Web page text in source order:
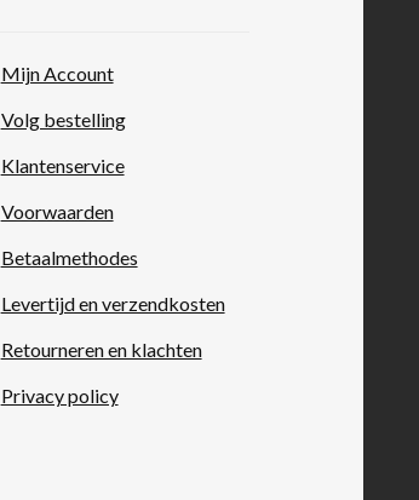
Mijn Account
Volg bestelling
Klantenservice
Voorwaarden
Betaalmethodes
Levertijd en verzendkosten
Retourneren en klachten
Privacy policy